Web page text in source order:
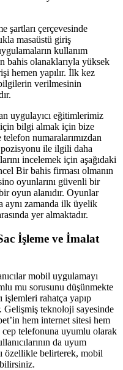
şartları çerçevesinde
masaüstü giriş
kullanım
bahis olanaklarıyla yüksek
hemen yapılır. İlk kez
verilmesinin
uygulayıcı eğitimlerimiz
için bilgi almak için bize
numaralarımızdan
ile ilgili daha
incelemek için aşağıdaki
Bir bahis firması olmanın
oyunlarını güvenli bir
oyun alanıdır. Oyunlar
aynı zamanda ilk üyelik
yer almaktadır.
İşleme ve İmalat
mobil uygulamayı
mu sorusunu düşünmekte
işlemleri rahatça yapıp
Gelişmiş teknoloji sayesinde
hem internet sitesi hem
telefonuna uyumlu olarak
da uyum
özellikle belirterek, mobil